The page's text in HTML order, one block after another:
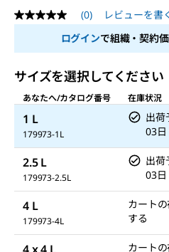
評
な
同
ペ
ジ
の
リ
ン
ク。
(0) レビューを書
ログインで組織・契約
サイズを選択してください
あなたへ/カタログ番号
在庫状況
1 L
179973-1L
出荷
03日
2.5 L
179973-2.5L
出荷
03日
4 L
179973-4L
カート
する
4 x 4 L
カート